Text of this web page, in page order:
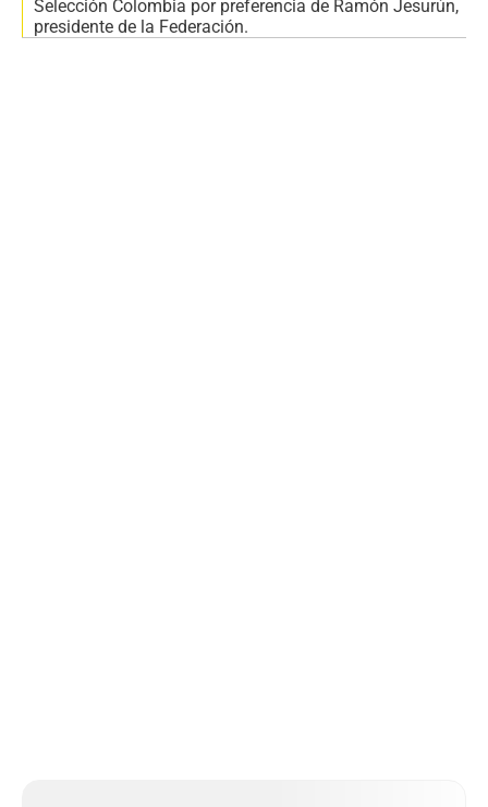
Selección Colombia por preferencia de Ramón Jesurún,
presidente de la Federación.